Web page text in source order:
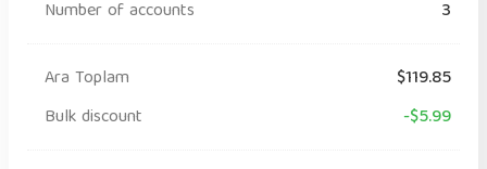
Number of accounts
3
Ara Toplam
$119.85
Bulk discount
-$5.99